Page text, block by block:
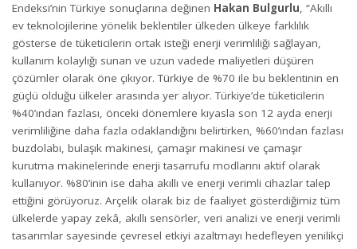
Endeksi’nin Türkiye sonuçlarına değinen Hakan Bulgurlu, “Akıllı
ev teknolojilerine yönelik beklentiler ülkeden ülkeye farklılık
gösterse de tüketicilerin ortak isteği enerji verimliliği sağlayan,
kullanım kolaylığı sunan ve uzun vadede maliyetleri düşüren
çözümler olarak öne çıkıyor. Türkiye de %70 ile bu beklentinin en
güçlü olduğu ülkeler arasında yer alıyor. Türkiye’de tüketicilerin
%40’ından fazlası, önceki dönemlere kıyasla son 12 ayda enerji
verimliliğine daha fazla odaklandığını belirtirken, %60’ından fazlası
buzdolabı, bulaşık makinesi, çamaşır makinesi ve çamaşır
kurutma makinelerinde enerji tasarrufu modlarını aktif olarak
kullanıyor. %80’inin ise daha akıllı ve enerji verimli cihazlar talep
ettiğini görüyoruz. Arçelik olarak biz de faaliyet gösterdiğimiz tüm
ülkelerde yapay zekâ, akıllı sensörler, veri analizi ve enerji verimli
tasarımlar sayesinde çevresel etkiyi azaltmayı hedefleyen yenilikçi